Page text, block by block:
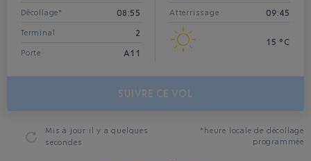
Décollage* 08:55
Terminal 2
Porte A11
Atterrissage 09:45
15 °C
SUIVRE CE VOL
Mis à jour il y a quelques
secondes
*heure locale de décollage
programmée